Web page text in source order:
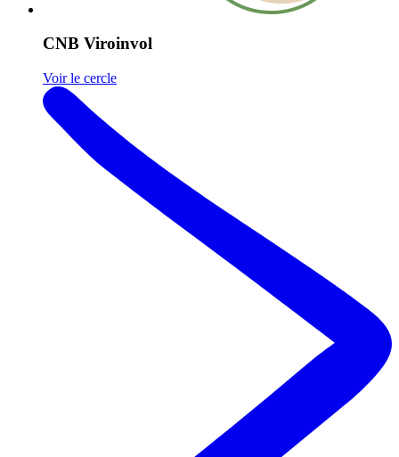
CNB Viroinvol
Voir le cercle